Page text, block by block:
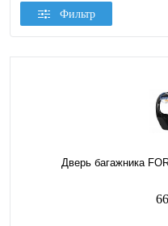
Фильтр
Дверь багажника